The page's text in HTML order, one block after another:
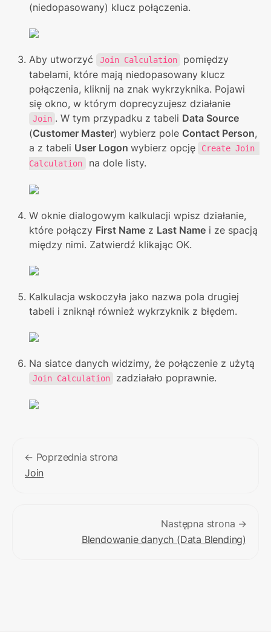
(niedopasowany) klucz połączenia.
Aby utworzyć Join Calculation
pomiędzy
tabelami, które mają niedopasowany klucz
połączenia, kliknij na znak wykrzyknika. Pojawi
Join . W tym przypadku z tabeli
(Customer Master) wybierz pole Contact Person,
a z tabeli User Logon wybierz opcję
Create Join
Calculation
na dole listy.
W oknie dialogowym kalkulacji wpisz działanie,
które połączy First Name z Last Name i ze spacją
między nimi. Zatwierdź klikając OK.
Kalkulacja wskoczyła jako nazwa pola drugiej
tabeli i zniknął również wykrzyknik z błędem.
Join Calculation zadziałało poprawnie.
← Poprzednia strona
Join
Następna strona →
Blendowanie danych (Data Blending)